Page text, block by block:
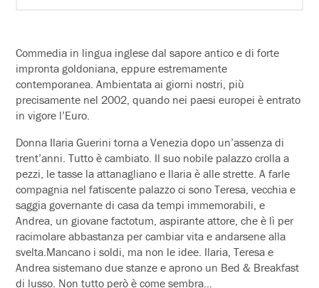
Commedia in lingua inglese dal sapore antico e di forte
impronta goldoniana, eppure estremamente
contemporanea. Ambientata ai giorni nostri, più
precisamente nel 2002, quando nei paesi europei è entrato
in vigore l’Euro.
Donna Ilaria Guerini torna a Venezia dopo un’assenza di
trent’anni. Tutto è cambiato. Il suo nobile palazzo crolla a
pezzi, le tasse la attanagliano e Ilaria è alle strette. A farle
compagnia nel fatiscente palazzo ci sono Teresa, vecchia e
saggia governante di casa da tempi immemorabili, e
Andrea, un giovane factotum, aspirante attore, che è lì per
racimolare abbastanza per cambiar vita e andarsene alla
svelta.Mancano i soldi, ma non le idee. Ilaria, Teresa e
Andrea sistemano due stanze e aprono un Bed & Breakfast
di lusso. Non tutto però è come sembra…